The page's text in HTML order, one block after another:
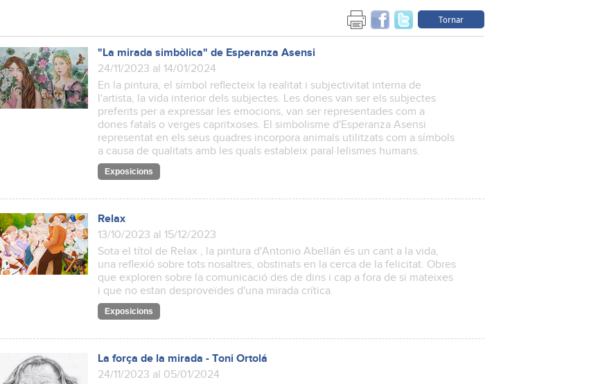
Tornar
"La mirada simbòlica" de Esperanza Asensi
24/11/2023 al 14/01/2024
En la pintura, el símbol reflecteix la realitat i subjectivitat interna de
l'artista, la vida interior dels subjectes. Les dones van ser els subjectes
preferits per a expressar les emocions, van ser representades com a
dones fatals o verges capritxoses. El simbolisme d'Esperanza Asensi
representat en els seus quadres incorpora animals utilitzats com a símbols
a causa de qualitats amb les quals estableix paral·lelismes humans.
Exposicions
Relax
13/10/2023 al 15/12/2023
Sota el títol de Relax , la pintura d'Antonio Abellán és un cant a la vida,
una reflexió sobre tots nosaltres, obstinats en la cerca de la felicitat. Obres
que exploren sobre la comunicació des de dins i cap a fora de si mateixes
i que no estan desproveïdes d'una mirada crítica.
Exposicions
La força de la mirada - Toni Ortolá
24/11/2023 al 05/01/2024